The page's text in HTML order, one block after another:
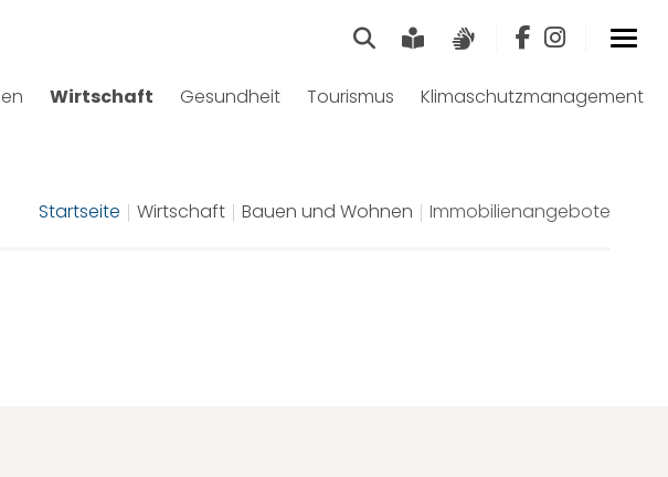
SucheLeichte Sprache
Wirtschaft Gesundheit Tourismus Klimaschutzmanagement
Startseite Wirtschaft Bauen und Wohnen Immobilienangebote